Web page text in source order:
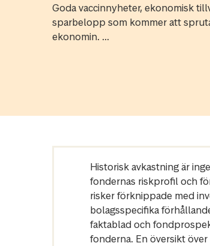
Goda vaccinnyheter, ekonomisk
sparbelopp som kommer att
ekonomin. ...
Historisk avkastning är
fondernas riskprofil och
risker förknippade med
bolagsspecifika
faktablad och
fonderna. En översikt